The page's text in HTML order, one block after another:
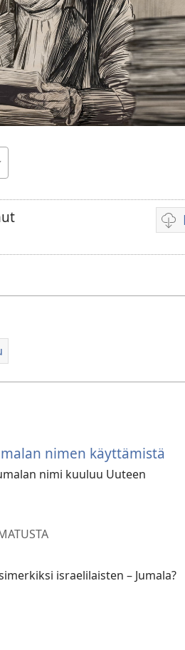
nimen käyttämistä
nimi kuuluu Uuteen
israelilaisten – Jumala?